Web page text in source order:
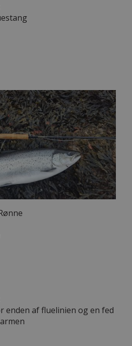
enden af fluelinien og en fed